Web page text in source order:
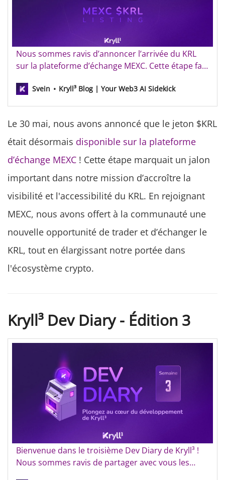
Nous sommes ravis d’annoncer l’arrivée du KRL
sur la plateforme d’échange MEXC. Cette étape fait
plus accessible à tous. Avec ce nouveau listing,
Tradez le …
Svein Kryll³ Blog | Your Web3 AI Sidekick
Le 30 mai, nous avons annoncé que le jeton $KRL
était désormais disponible sur la plateforme
d’échange MEXC ! Cette étape marquait un jalon
important dans notre mission d’accroître la
visibilité et l'accessibilité du KRL. En rejoignant
MEXC, nous avons offert à la communauté une
nouvelle opportunité de trader et d’échanger le
KRL, tout en élargissant notre portée dans
l'écosystème crypto.
Kryll³ Dev Diary - Édition 3
Kryll³ Dev Diary - Semaine 3
Bienvenue dans le troisième Dev Diary de Kryll³ !
Nous sommes ravis de partager avec vous les